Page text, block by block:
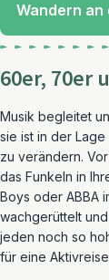
Wandern
60er, 70er
Musik begleitet
sie ist in der
zu verändern.
das Funkeln in
Boys oder ABBA
wachgerüttelt
jeden noch so
für eine